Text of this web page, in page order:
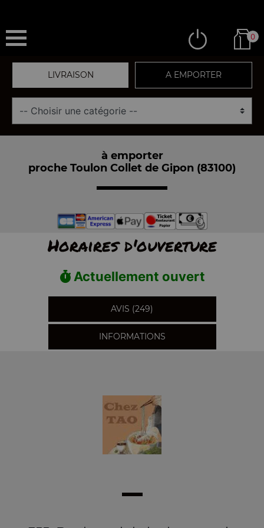
0
LIVRAISON A EMPORTER
à emporter
proche Toulon Collet de Gipon (83100)
Horaires d'ouverture
Actuellement ouvert
AVIS (249)
INFORMATIONS